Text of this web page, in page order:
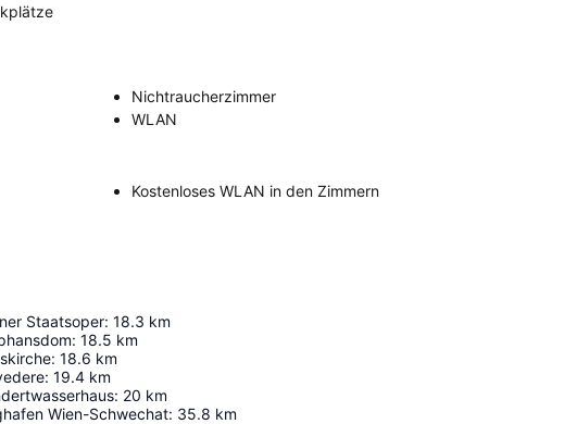
Nichtraucherzimmer
WLAN
Kostenloses WLAN in den Zimmern
Staatsoper: 18.3 km
: 18.5 km
: 18.6 km
: 19.4 km
: 20 km
Wien-Schwechat: 35.8 km